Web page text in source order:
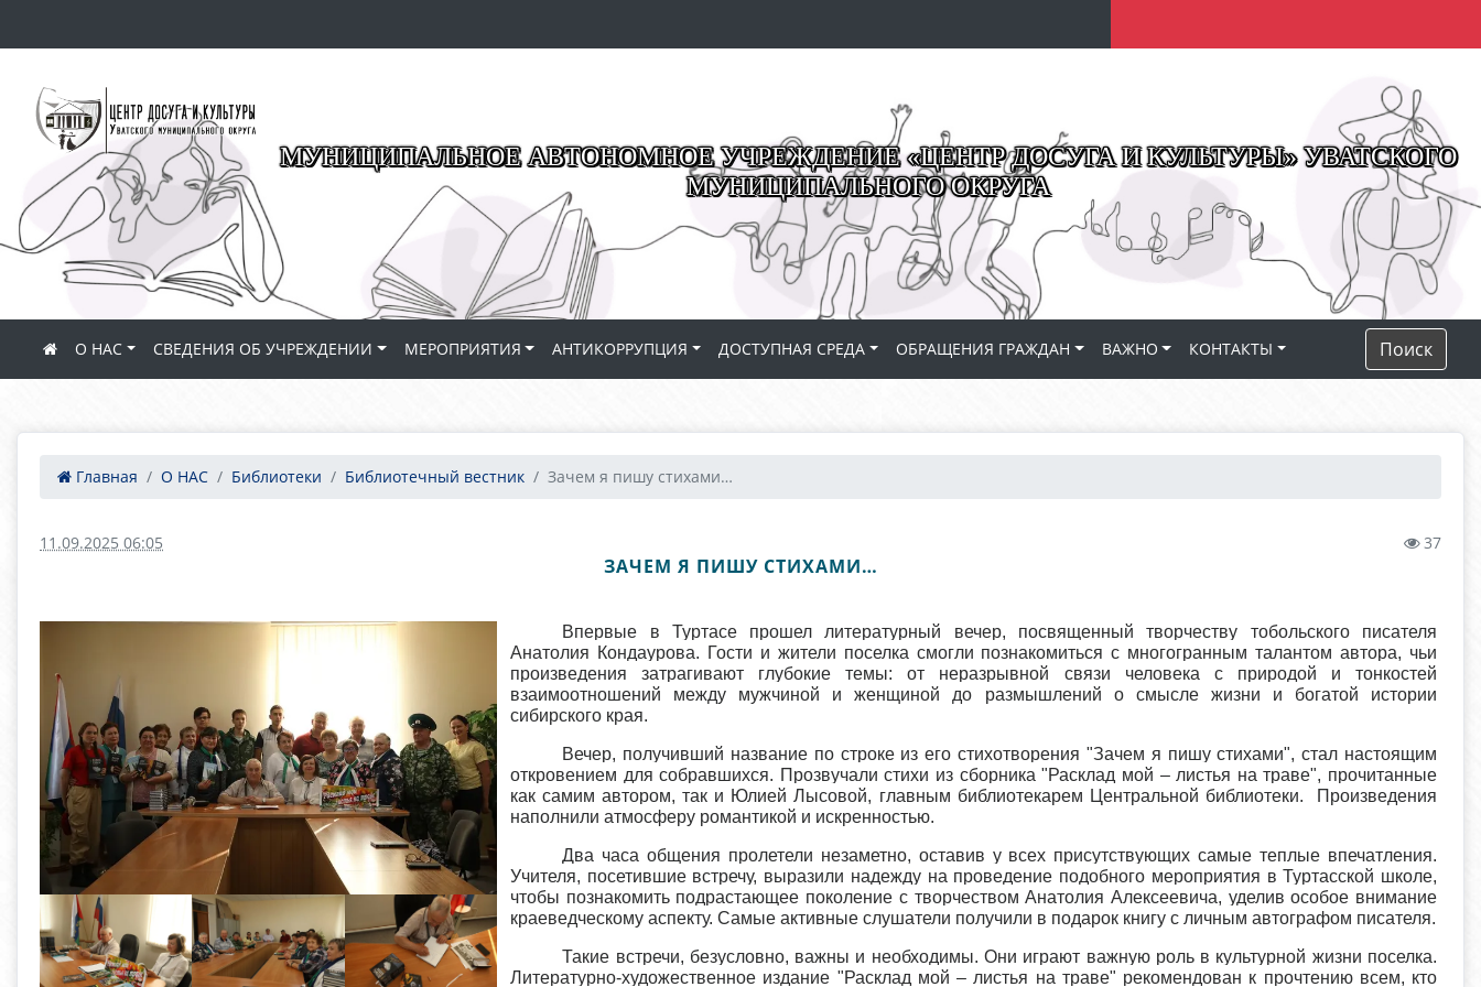
МУНИЦИПАЛЬНОЕ АВТОНОМНОЕ УЧРЕЖДЕНИЕ «ЦЕНТР ДОСУГА И КУЛЬТУРЫ» УВАТСКОГО
МУНИЦИПАЛЬНОГО ОКРУГА
О НАС СВЕДЕНИЯ ОБ УЧРЕЖДЕНИИ МЕРОПРИЯТИЯ АНТИКОРРУПЦИЯ ДОСТУПНАЯ СРЕДА ОБРАЩЕНИЯ ГРАЖДАН ВАЖНО КОНТАКТЫ Поиск
Главная О НАС Библиотеки Библиотечный вестник Зачем я пишу стихами…
11.09.2025 06:05 37
ЗАЧЕМ Я ПИШУ СТИХАМИ…
Впервые в Туртасе прошел литературный вечер, посвященный творчеству тобольского писателя
Анатолия Кондаурова. Гости и жители поселка смогли познакомиться с многогранным талантом автора, чьи
произведения затрагивают глубокие темы: от неразрывной связи человека с природой и тонкостей
взаимоотношений между мужчиной и женщиной до размышлений о смысле жизни и богатой истории
сибирского края.
Вечер, получивший название по строке из его стихотворения "Зачем я пишу стихами", стал настоящим
откровением для собравшихся. Прозвучали стихи из сборника "Расклад мой – листья на траве", прочитанные
как самим автором, так и Юлией Лысовой, главным библиотекарем Центральной библиотеки. Произведения
наполнили атмосферу романтикой и искренностью.
Два часа общения пролетели незаметно, оставив у всех присутствующих самые теплые впечатления.
Учителя, посетившие встречу, выразили надежду на проведение подобного мероприятия в Туртасской школе,
чтобы познакомить подрастающее поколение с творчеством Анатолия Алексеевича, уделив особое внимание
краеведческому аспекту. Самые активные слушатели получили в подарок книгу с личным автографом писателя.
Такие встречи, безусловно, важны и необходимы. Они играют важную роль в культурной жизни поселка.
Литературно-художественное издание "Расклад мой – листья на траве" рекомендован к прочтению всем, кто